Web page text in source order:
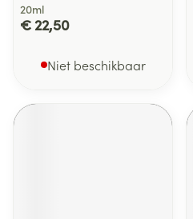
20ml
€ 22,50
Niet beschikbaar